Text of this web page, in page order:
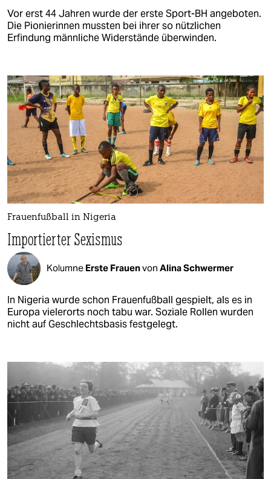
Vor erst 44 Jahren wurde der erste Sport-BH angeboten.
Die Pionierinnen mussten bei ihrer so nützlichen
Erfindung männliche Widerstände überwinden.
Frauenfußball in Nigeria
Importierter Sexismus
Kolumne Erste Frauenvon Alina Schwermer
In Nigeria wurde schon Frauenfußball gespielt, als es in
Europa vielerorts noch tabu war. Soziale Rollen wurden
nicht auf Geschlechtsbasis festgelegt.